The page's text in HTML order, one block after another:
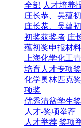
全部 人才培养
庄长恭、吴蕴
庄长恭、吴蕴
初奖获奖者 庄
蕴初奖申报材
上海化学化工
培育人才专项奖
化学奥林匹克奖
项奖
优秀清贫学生
人才-奖项举荐
人才举荐 奖项